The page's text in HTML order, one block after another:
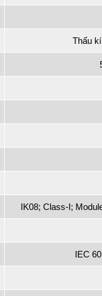
Thấu
IK08; Class-I;
IEC